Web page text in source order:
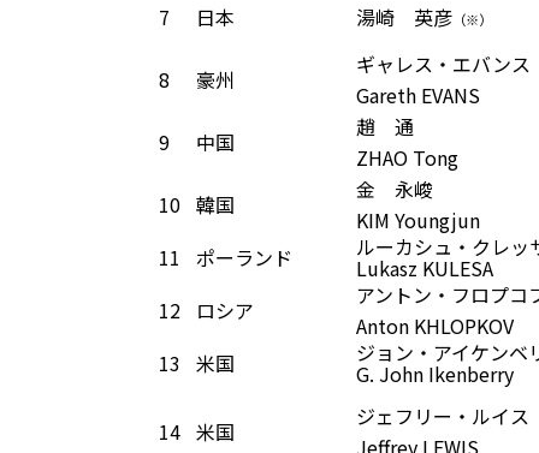
7
日本 湯崎 英彦 （※）
8 豪州
ギャレス・エバンス
Gareth EVANS
9
中国
趙 通
ZHAO Tong
10 韓国
金 永峻
KIM Youngjun
11
ポーランド ルーカシュ・クレッ
Lukasz KULESA
12
ロシア
アントン・フロプコ
Anton KHLOPKOV
13 米国 ジョン・アイケンベ
G. John Ikenberry
14 米国
ジェフリー・ルイス
Jeffrey LEWIS